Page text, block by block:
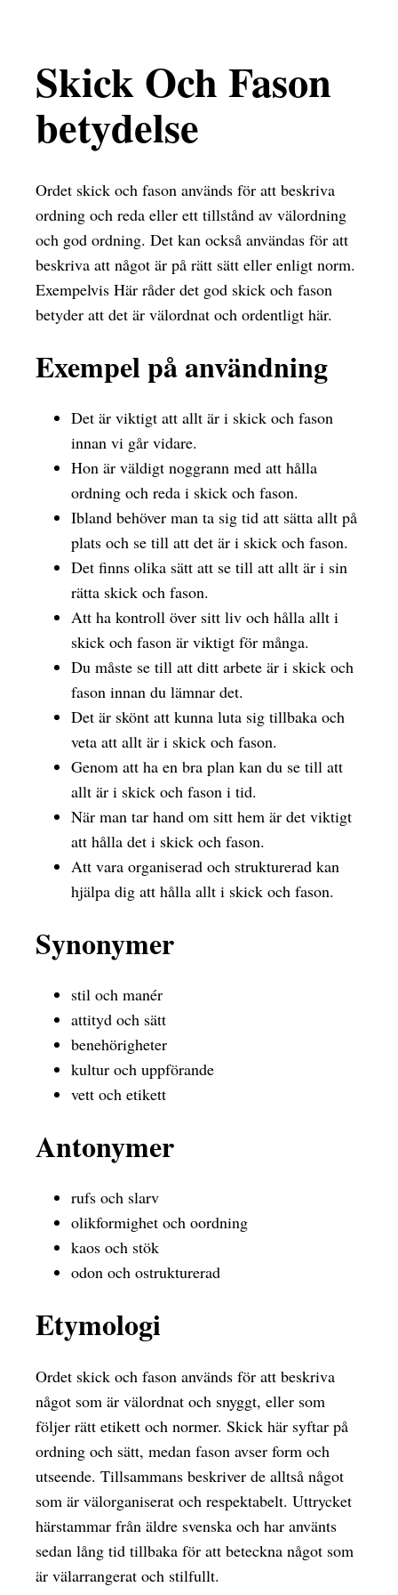
Skick Och Fason
betydelse
Ordet skick och fason används för att beskriva
ordning och reda eller ett tillstånd av välordning
och god ordning. Det kan också användas för att
beskriva att något är på rätt sätt eller enligt norm.
Exempelvis Här råder det god skick och fason
betyder att det är välordnat och ordentligt här.
Exempel på användning
Det är viktigt att allt är i skick och fason
innan vi går vidare.
Hon är väldigt noggrann med att hålla
ordning och reda i skick och fason.
Ibland behöver man ta sig tid att sätta allt på
plats och se till att det är i skick och fason.
Det finns olika sätt att se till att allt är i sin
rätta skick och fason.
Att ha kontroll över sitt liv och hålla allt i
skick och fason är viktigt för många.
Du måste se till att ditt arbete är i skick och
fason innan du lämnar det.
Det är skönt att kunna luta sig tillbaka och
veta att allt är i skick och fason.
Genom att ha en bra plan kan du se till att
allt är i skick och fason i tid.
När man tar hand om sitt hem är det viktigt
att hålla det i skick och fason.
Att vara organiserad och strukturerad kan
hjälpa dig att hålla allt i skick och fason.
Synonymer
stil och manér
attityd och sätt
benehörigheter
kultur och uppförande
vett och etikett
Antonymer
rufs och slarv
olikformighet och oordning
kaos och stök
odon och ostrukturerad
Etymologi
Ordet skick och fason används för att beskriva
något som är välordnat och snyggt, eller som
följer rätt etikett och normer. Skick här syftar på
ordning och sätt, medan fason avser form och
utseende. Tillsammans beskriver de alltså något
som är välorganiserat och respektabelt. Uttrycket
härstammar från äldre svenska och har använts
sedan lång tid tillbaka för att beteckna något som
är välarrangerat och stilfullt.